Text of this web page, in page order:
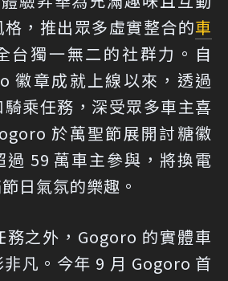
，推出眾多虛實整合的車
台獨一無二的社群力。自
徽章成就上線以來，透過
乘任務，深受眾多車主喜
於萬聖節展開討糖徽
過 59 萬車主參與，將換電
日氣氛的樂趣。
務之外，Gogoro 的實體車
凡。今年 9 月 Gogoro 首